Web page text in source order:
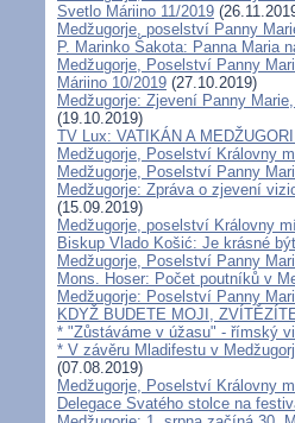
Svetlo Máriino 11/2019
Medžugorje, poselství Panny
P. Marinko Šakota: Panna Maria
Medžugorje, Poselství Panny
Máriino 10/2019 (27.10.2019)
Medžugorje: Zjevení Panny
(19.10.2019)
TV Lux: VATIKÁN A
Medžugorje, Poselství Královny
Medžugorje, Poselství Panny
Medžugorje: Zpráva o zjevení
(15.09.2019)
Medžugorje, poselství Královny
Biskup Vlado Košić: Je krásné
Medžugorje, Poselství Panny
Mons. Hoser: Počet poutníků v
Medžugorje: Poselství Panny
KDYŽ BUDETE MOJI,
* "Zůstáváme v úžasu" - římský
* V závěru Mladifestu v
(07.08.2019)
Medžugorje, Poselství Královny
Delegace Svatého stolce na